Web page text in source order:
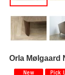
Orla Mølgaard